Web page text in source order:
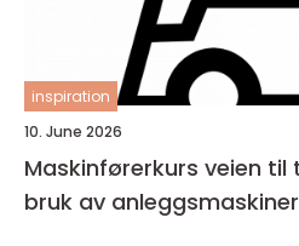
inspiration
10. June 2026
Maskinførerkurs veien til trygg og effektiv
bruk av anleggsmaskiner